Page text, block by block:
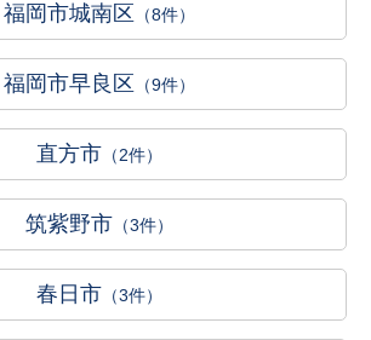
福岡市城南区 （8件）
福岡市早良区 （9件）
直方市 （2件）
筑紫野市 （3件）
春日市 （3件）